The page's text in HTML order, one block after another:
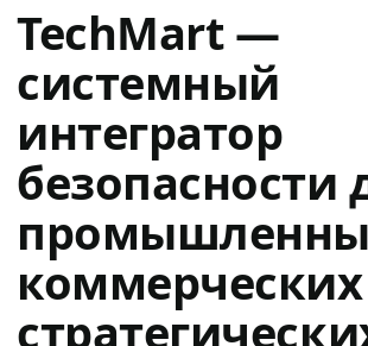
TechMart —
системный
интегратор
безопасности